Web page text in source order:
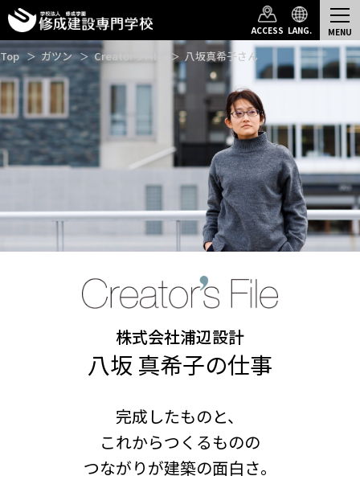
ACCESS LANG.
Top ガツン Creator’s File 八坂真希子さん
株式会社浦辺設計
八坂 真希子の仕事
完成したものと、
これからつくるものの
つながりが建築の面白さ。